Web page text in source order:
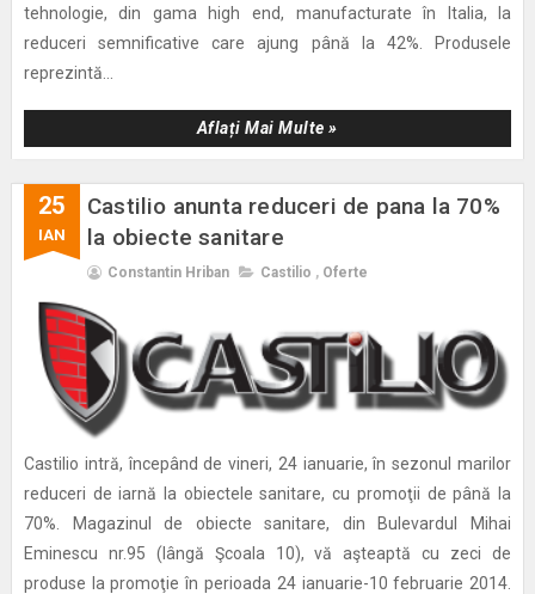
tehnologie, din gama high end, manufacturate în Italia, la
reduceri semnificative care ajung până la 42%. Produsele
reprezintă...
Aflați Mai Multe »
25
IAN
Castilio anunta reduceri de pana la 70%
la obiecte sanitare
Constantin Hriban Castilio , Oferte
Castilio intră, începând de vineri, 24 ianuarie, în sezonul marilor
reduceri de iarnă la obiectele sanitare, cu promoţii de până la
70%. Magazinul de obiecte sanitare, din Bulevardul Mihai
Eminescu nr.95 (lângă Şcoala 10), vă aşteaptă cu zeci de
produse la promoţie în perioada 24 ianuarie-10 februarie 2014.